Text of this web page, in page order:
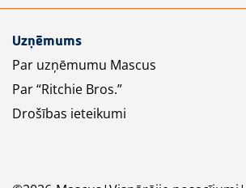
Uzņēmums
Par uzņēmumu Mascus
Par “Ritchie Bros.”
Drošības ieteikumi